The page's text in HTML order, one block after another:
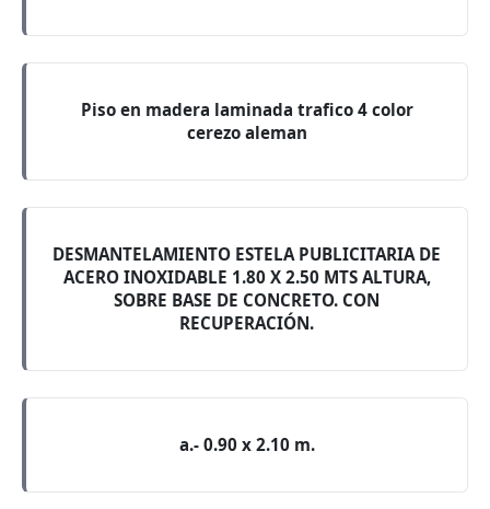
Piso en madera laminada trafico 4 color
cerezo aleman
DESMANTELAMIENTO ESTELA PUBLICITARIA DE
ACERO INOXIDABLE 1.80 X 2.50 MTS ALTURA,
SOBRE BASE DE CONCRETO. CON
RECUPERACIÓN.
a.- 0.90 x 2.10 m.